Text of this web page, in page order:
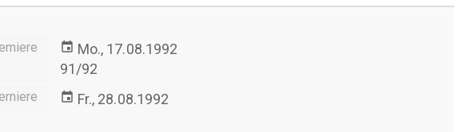
event Mo., 17.08.1992
91/92
event Fr., 28.08.1992